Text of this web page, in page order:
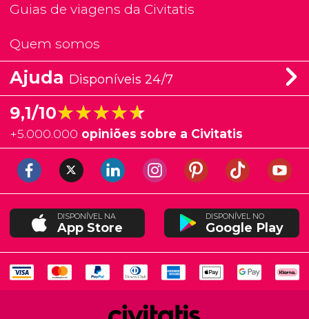
Guias de viagens da Civitatis
Quem somos
Ajuda Disponíveis 24/7
9,1/10★★★★★
★★★★★
+5.000.000 opiniões sobre a Civitatis
DISPONÍVEL NA
App Store
DISPONÍVEL NO
Google Play